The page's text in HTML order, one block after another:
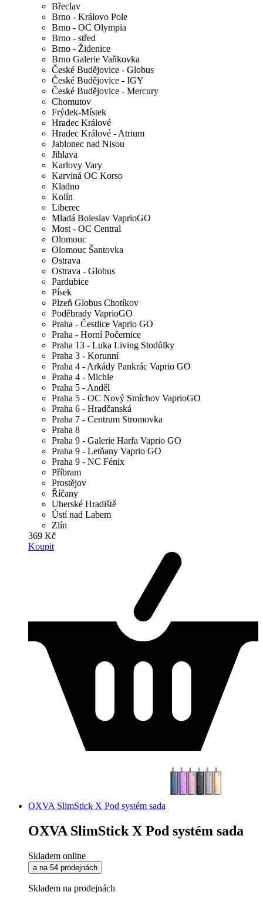
Břeclav
Brno - Královo Pole
Brno - OC Olympia
Brno - střed
Brno - Židenice
Brno Galerie Vaňkovka
České Budějovice - Globus
České Budějovice - IGY
České Budějovice - Mercury
Chomutov
Frýdek-Místek
Hradec Králové
Hradec Králové - Atrium
Jablonec nad Nisou
Jihlava
Karlovy Vary
Karviná OC Korso
Kladno
Kolín
Liberec
Mladá Boleslav VaprioGO
Most - OC Central
Olomouc
Olomouc Šantovka
Ostrava
Ostrava - Globus
Pardubice
Písek
Plzeň Globus Chotíkov
Poděbrady VaprioGO
Praha - Čestlice Vaprio GO
Praha - Horní Počernice
Praha 13 - Luka Living Stodůlky
Praha 3 - Korunní
Praha 4 - Arkády Pankrác Vaprio GO
Praha 4 - Michle
Praha 5 - Anděl
Praha 5 - OC Nový Smíchov VaprioGO
Praha 6 - Hradčanská
Praha 7 - Centrum Stromovka
Praha 8
Praha 9 - Galerie Harfa Vaprio GO
Praha 9 - Letňany Vaprio GO
Praha 9 - NC Fénix
Příbram
Prostějov
Říčany
Uherské Hradiště
Ústí nad Labem
Zlín
369 Kč
Koupit
OXVA SlimStick X Pod systém sada
OXVA SlimStick X Pod systém sada
Skladem online
a na 54 prodejnách
Skladem na prodejnách